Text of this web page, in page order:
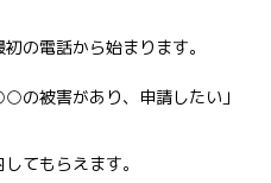
の電話から始まります。
の被害があり、申請したい」
てもらえます。